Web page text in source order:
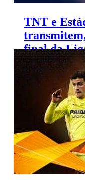
TNT e
final da